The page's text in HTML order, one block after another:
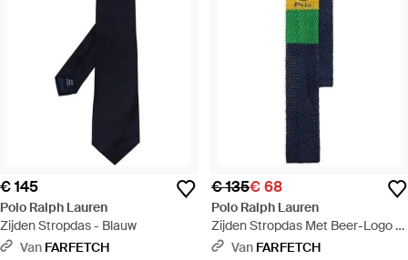
€ 145
Polo Ralph Lauren
Zijden Stropdas - Blauw
Van FARFETCH
€ 135€ 68
Polo Ralph Lauren
Zijden Stropdas Met Beer-Logo -
Groen
Van FARFETCH